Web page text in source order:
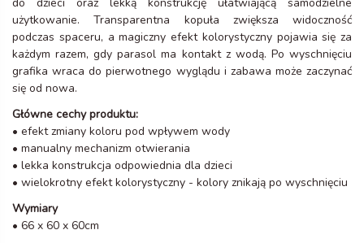
użytkowanie. Transparentna kopuła zwiększa widoczność
podczas spaceru, a magiczny efekt kolorystyczny pojawia się za
każdym razem, gdy parasol ma kontakt z wodą. Po wyschnięciu
grafika wraca do pierwotnego wyglądu i zabawa może zaczynać
się od nowa.
Główne cechy produktu:
• efekt zmiany koloru pod wpływem wody
• manualny mechanizm otwierania
• lekka konstrukcja odpowiednia dla dzieci
• wielokrotny efekt kolorystyczny - kolory znikają po wyschnięciu
Wymiary
• 66 x 60 x 60cm